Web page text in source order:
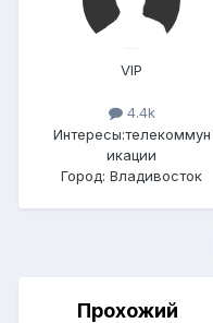
VIP
4.4k
Интересы:телекоммун
икации
Город: Владивосток
Прохожий